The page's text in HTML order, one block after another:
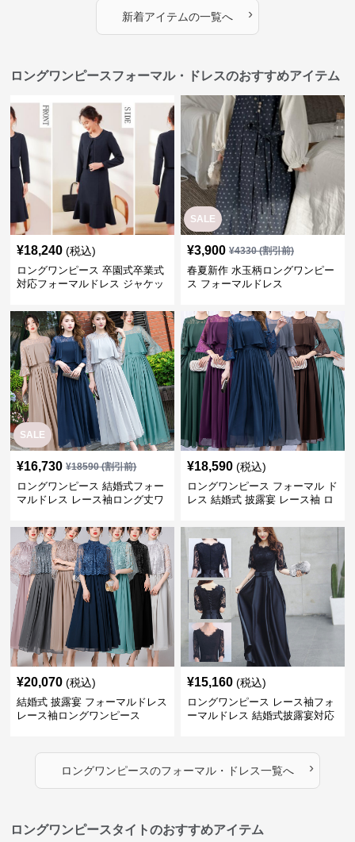
新着アイテムの一覧へ ›
ロングワンピースフォーマル・ドレスのおすすめアイテム
¥18,240 (税込)
ロングワンピース 卒園式卒業式
対応フォーマルドレス ジャケッ
SALE
¥3,900 ¥4330(割引前)
春夏新作 水玉柄ロングワンピー
ス フォーマルドレス
SALE
¥16,730 ¥18590(割引前)
ロングワンピース 結婚式フォー
マルドレス レース袖ロング丈ワ
¥18,590 (税込)
ロングワンピース フォーマル ド
レス 結婚式 披露宴 レース袖 ロ
¥20,070 (税込)
結婚式 披露宴 フォーマルドレス
レース袖ロングワンピース
¥15,160 (税込)
ロングワンピース レース袖フォ
ーマルドレス 結婚式披露宴対応
ロングワンピースのフォーマル・ドレス一覧へ ›
ロングワンピースタイトのおすすめアイテム